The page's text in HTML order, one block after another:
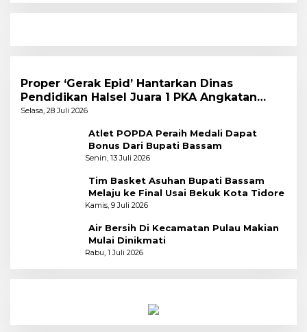
Proper ‘Gerak Epid’ Hantarkan Dinas
Pendidikan Halsel Juara 1 PKA Angkatan
Pertama
Selasa, 28 Juli 2026
Atlet POPDA Peraih Medali Dapat
Senin, 13 Juli 2026
Tim Basket Asuhan Bupati Bassam
Melaju ke Final Usai Bekuk Kota Tidore
Kamis, 9 Juli 2026
Air Bersih Di Kecamatan Pulau Makian
Mulai Dinikmati
Rabu, 1 Juli 2026